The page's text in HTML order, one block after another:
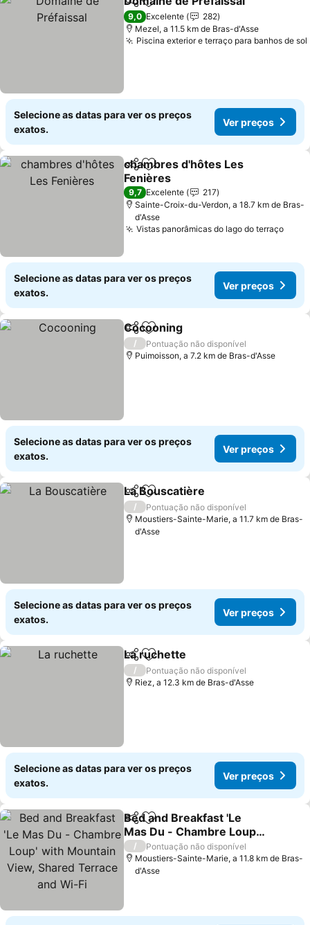
PartilharAdicionar aos favoritos
9,0 Excelente
282
Mezel, a 11.5 km de Bras-d'Asse
Piscina exterior e terraço para banhos de sol
Selecione as datas para ver os preços
exatos.
Ver preços
PartilharAdicionar aos favoritos
chambres d'hôtes Les
Fenières
Ver preços
9,7 Excelente
217
Sainte-Croix-du-Verdon, a 18.7 km de Bras-
d'Asse
Vistas panorâmicas do lago do terraçoVer
Selecione as datas para ver os preços
exatos.
Ver preços
PartilharAdicionar aos favoritos
Cocooning
/
Pontuação não disponível
Puimoisson, a 7.2 km de Bras-d'Asse
Selecione as datas para ver os preços
exatos.
Ver preços
PartilharAdicionar aos favoritos
La Bouscatière
/
Pontuação não disponível
Moustiers-Sainte-Marie, a 11.7 km de Bras-
d'Asse
Selecione as datas para ver os preços
exatos.
Ver preços
PartilharAdicionar aos favoritos
La ruchette
/
Pontuação não disponível
Riez, a 12.3 km de Bras-d'Asse
Selecione as datas para ver os preços
exatos.
Ver preços
PartilharAdicionar aos favoritos
Bed and Breakfast 'Le
Mas Du - Chambre Loup'
with Mountain View,
Shared Terrace and Wi-Fi
Ver preços
/
Pontuação não disponível
Moustiers-Sainte-Marie, a 11.8 km de Bras-
d'Asse